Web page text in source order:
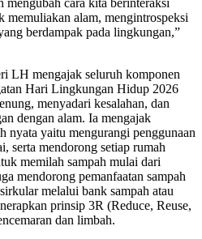
cara kita berinteraksi
memuliakan alam, mengintrospeksi
berdampak pada lingkungan,”
LH mengajak seluruh komponen
Hari Lingkungan Hidup 2026
menyadari kesalahan, dan
dengan alam. Ia mengajak
nyata yaitu mengurangi penggunaan
serta mendorong setiap rumah
memilah sampah mulai dari
mendorong pemanfaatan sampah
melalui bank sampah atau
prinsip 3R (Reduce, Reuse,
dan limbah.